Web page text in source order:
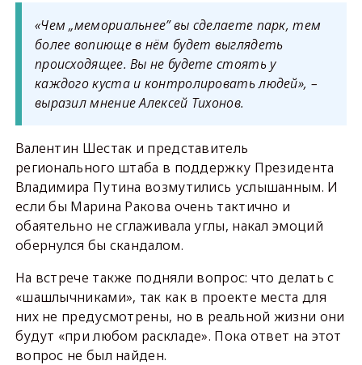
«Чем „мемориальнее” вы сделаете парк, тем
более вопиюще в нём будет выглядеть
происходящее. Вы не будете стоять у
каждого куста и контролировать людей», –
выразил мнение Алексей Тихонов.
Валентин Шестак и представитель
регионального штаба в поддержку Президента
Владимира Путина возмутились услышанным. И
если бы Марина Ракова очень тактично и
обаятельно не сглаживала углы, накал эмоций
обернулся бы скандалом.
На встрече также подняли вопрос: что делать с
«шашлычниками», так как в проекте места для
них не предусмотрены, но в реальной жизни они
будут «при любом раскладе». Пока ответ на этот
вопрос не был найден.